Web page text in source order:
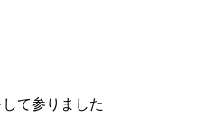
て参りました